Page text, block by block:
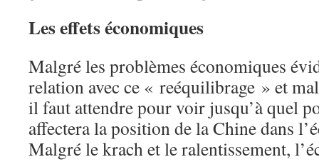
Les effets économiques
Malgré les problèmes économiques
relation avec ce « reéquilibrage » et
il faut attendre pour voir jusqu’à quel
affectera la position de la Chine dans
Malgré le krach et le ralentissement,